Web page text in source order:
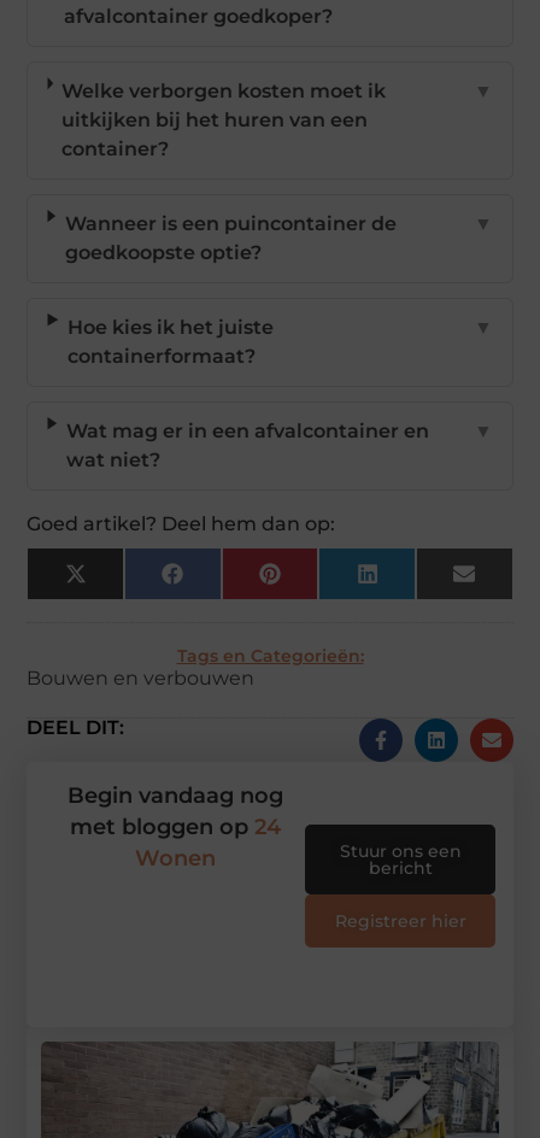
afvalcontainer goedkoper?
Welke verborgen kosten moet ik
uitkijken bij het huren van een
container?
▼
Wanneer is een puincontainer de
goedkoopste optie?
▼
Hoe kies ik het juiste
containerformaat?
▼
Wat mag er in een afvalcontainer en
wat niet?
▼
Goed artikel? Deel hem dan op:
X
(Twitter)
FacebookPinterestLinkedIn Email
Tags en Categorieën:
Bouwen en verbouwen
DEEL DIT:
Begin vandaag nog
met bloggen op 24
Wonen
Stuur ons een
bericht
Registreer hier